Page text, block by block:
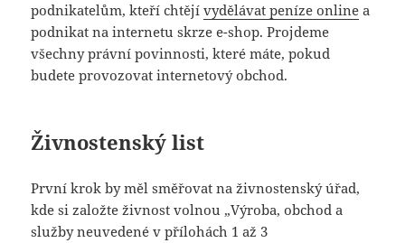
podnikatelům, kteří chtějívydělávat peníze online a
podnikat na internetu skrze e-shop. Projdeme
všechny právní povinnosti, které máte, pokud
budete provozovat internetový obchod.
Živnostenský list
První krok by měl směřovat na živnostenský úřad,
kde si založte živnost volnou „Výroba, obchod a
služby neuvedené v přílohách 1 až 3